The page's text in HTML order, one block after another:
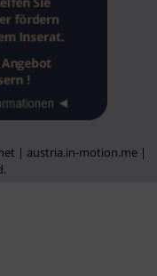
| austria.in-motion.me |